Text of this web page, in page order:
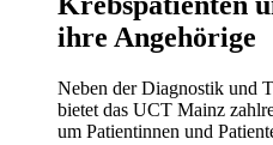
ihre Angehörige
Neben der Diagnostik und
bietet das UCT Mainz
um Patientinnen und